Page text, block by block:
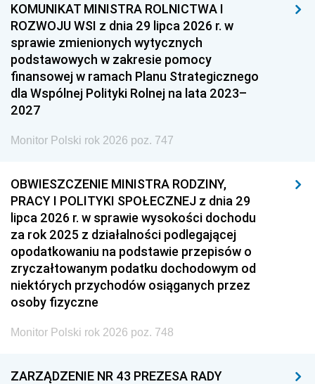
KOMUNIKAT MINISTRA ROLNICTWA I
ROZWOJU WSI z dnia 29 lipca 2026 r. w
sprawie zmienionych wytycznych
podstawowych w zakresie pomocy
finansowej w ramach Planu Strategicznego
dla Wspólnej Polityki Rolnej na lata 2023–
2027
Monitor Polski rok 2026 poz. 747
OBWIESZCZENIE MINISTRA RODZINY,
PRACY I POLITYKI SPOŁECZNEJ z dnia 29
lipca 2026 r. w sprawie wysokości dochodu
za rok 2025 z działalności podlegającej
opodatkowaniu na podstawie przepisów o
zryczałtowanym podatku dochodowym od
niektórych przychodów osiąganych przez
osoby fizyczne
Monitor Polski rok 2026 poz. 748
ZARZĄDZENIE NR 43 PREZESA RADY